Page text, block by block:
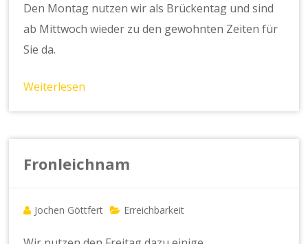
Den Montag nutzen wir als Brückentag und sind
ab Mittwoch wieder zu den gewohnten Zeiten für
Sie da.
Weiterlesen
Fronleichnam
Jochen Göttfert Erreichbarkeit